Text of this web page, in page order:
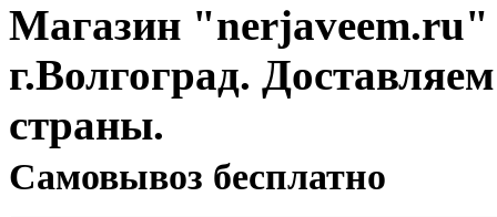
Магазин "nerjaveem.ru"
г.Волгоград.
страны.
Cамовывоз бесплатно